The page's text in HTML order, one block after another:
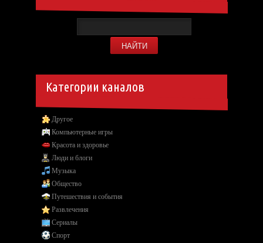
Категории каналов
Другое
Компьютерные игры
Красота и здоровье
Люди и блоги
Музыка
Общество
Путешествия и события
Развлечения
Сериалы
Спорт